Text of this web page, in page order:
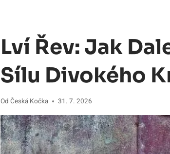
Lví Řev: Jak
Sílu Divokého
Od Česká Kočka 31. 7. 2026